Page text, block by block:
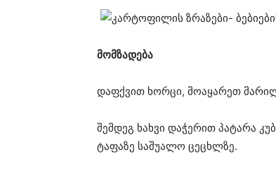
მომზადება
დაფქვით ხორცი, მოაყარეთ
შემდეგ ხახვი დაჭერით პატარა
ტაფაზე საშუალო ცეცხლზე.